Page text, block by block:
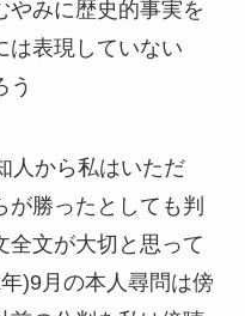
やみに歴史的事実を
は表現していない
う
人から私はいただ
が勝ったとしても判
全文が大切と思って
)9月の本人尋問は傍